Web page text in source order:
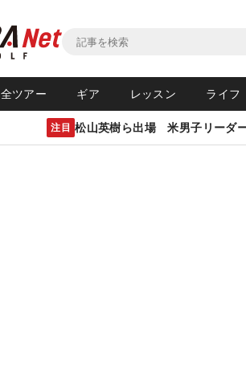
全ツアー ギア レッスン ライフ
注目 松山英樹ら出場 米男子リーダ